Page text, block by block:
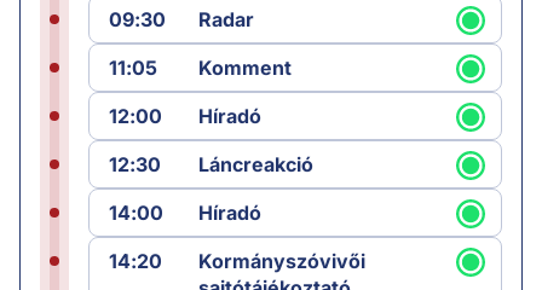
09:30
Radar
11:05
Komment
12:00
Híradó
12:30
Láncreakció
14:00
Híradó
14:20
Kormányszóvivői